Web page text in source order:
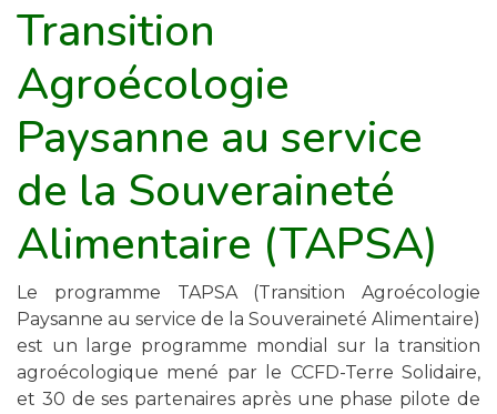
Transition
Agroécologie
Paysanne au service
de la Souveraineté
Alimentaire (TAPSA)
Le programme TAPSA (Transition Agroécologie
Paysanne au service de la Souveraineté Alimentaire)
est un large programme mondial sur la transition
agroécologique mené par le CCFD-Terre Solidaire,
et 30 de ses partenaires après une phase pilote de